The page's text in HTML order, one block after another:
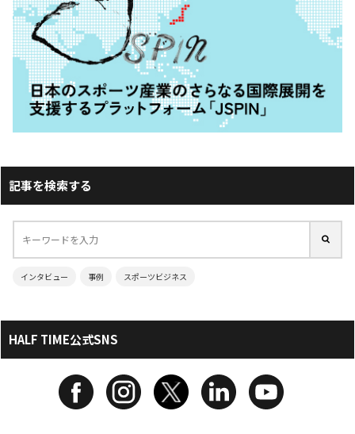
記事を検索する
インタビュー 事例 スポーツビジネス
HALF TIME公式SNS